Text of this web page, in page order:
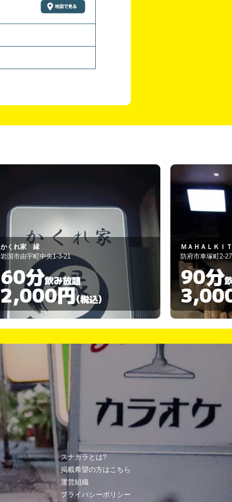
ＭＡＨＡＬＫＩＴＡ
防府市車塚町2-27
90分飲み放題
3,000円(税込)
Juno
岩国市麻里布町
60分
スナカラとは?
掲載希望の方はこちら
運営組織
プライバシーポリシー